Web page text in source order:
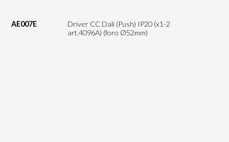
AE007E
Driver CC Dali (Push) IP20 (x1-2
art.4096A) (foro Ø52mm)